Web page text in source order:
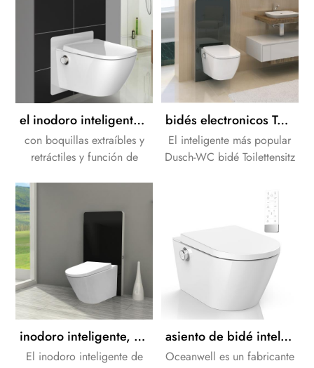
el inodoro inteligente de alta tecnología del futuro
con boquillas extraíbles y
retráctiles y función de
inodoro inteligente está
estableciendo nuevos
estándares en la higiene del
bidés electronicos Toilettensitzbezug bidé electrónico avanzado WC-Sitz Bidé inteligente WC-Sitz
El inteligente más popular
Dusch-WC bidé Toilettensitz
inodoro inteligente, una mejor opción para la decoración moderna del hogar
El inodoro inteligente de
asiento de bidé inteligente electrónico china bidé ducha bidé inodoro
Oceanwell es un fabricante